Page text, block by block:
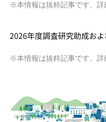
※本情報は抜粋記事です。
2026年度調査研究助成お
※本情報は抜粋記事です。